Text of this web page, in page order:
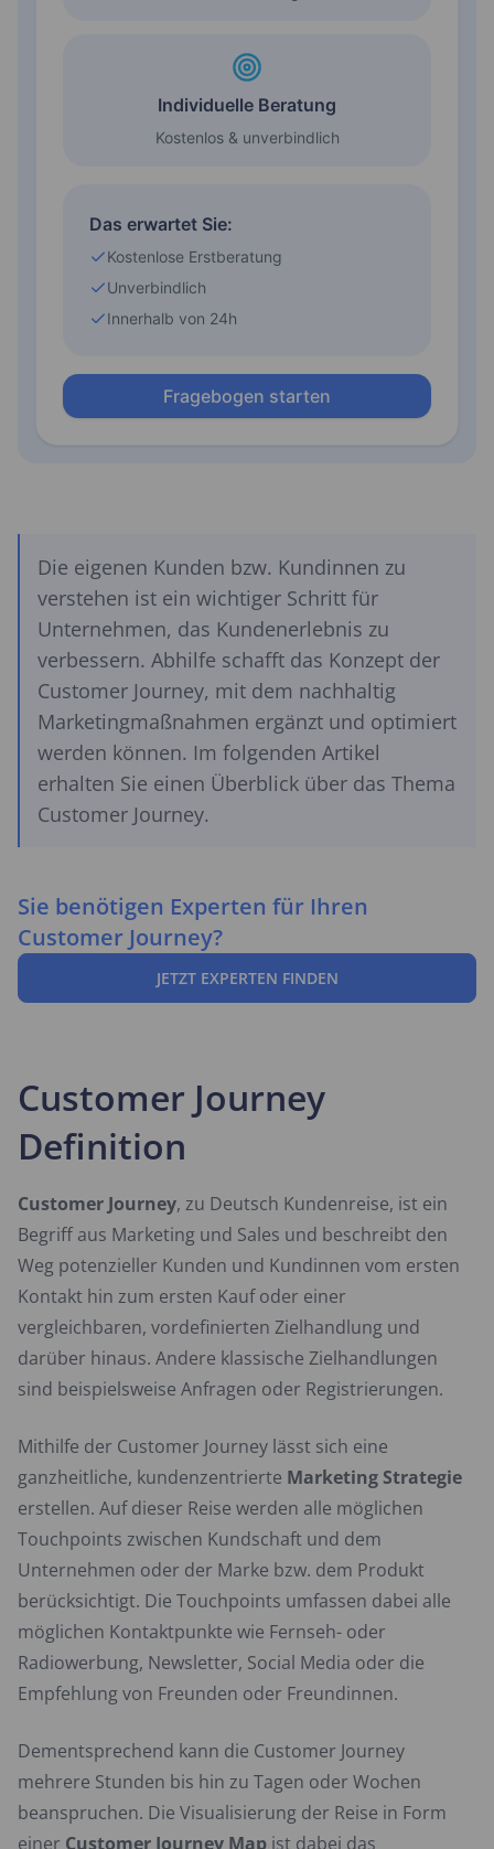
Die eigenen Kunden bzw. Kundinnen zu
verstehen ist ein wichtiger Schritt für
Unternehmen, das Kundenerlebnis zu
verbessern. Abhilfe schafft das Konzept der
Customer Journey, mit dem nachhaltig
Marketingmaßnahmen ergänzt und optimiert
werden können. Im folgenden Artikel
erhalten Sie einen Überblick über das Thema
Customer Journey.
Sie benötigen Experten für Ihren
Customer Journey?
JETZT EXPERTEN FINDEN
Customer Journey
Definition
Customer Journey, zu Deutsch Kundenreise, ist ein
Begriff aus Marketing und Sales und beschreibt den
Weg potenzieller Kunden und Kundinnen vom ersten
Kontakt hin zum ersten Kauf oder einer
vergleichbaren, vordefinierten Zielhandlung und
darüber hinaus. Andere klassische Zielhandlungen
sind beispielsweise Anfragen oder Registrierungen.
Mithilfe der Customer Journey lässt sich eine
ganzheitliche, kundenzentrierte Marketing Strategie
erstellen. Auf dieser Reise werden alle möglichen
Touchpoints zwischen Kundschaft und dem
Unternehmen oder der Marke bzw. dem Produkt
berücksichtigt. Die Touchpoints umfassen dabei alle
möglichen Kontaktpunkte wie Fernseh- oder
Radiowerbung, Newsletter, Social Media oder die
Empfehlung von Freunden oder Freundinnen.
Dementsprechend kann die Customer Journey
mehrere Stunden bis hin zu Tagen oder Wochen
beanspruchen. Die Visualisierung der Reise in Form
einer Customer Journey Map ist dabei das